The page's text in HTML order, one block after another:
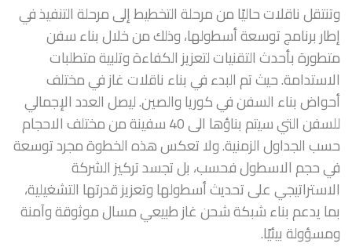
وتنتقل ناقلات حاليًا من مرحلة التخطيط إلى مرحلة التنفيذ في
إطار برنامج توسعة أسطولها، وذلك من خلال بناء سفن
متطورة بأحدث التقنيات لتعزيز الكفاءة وتلبية متطلبات
الاستدامة. حيث تم البدء في بناء ناقلات غاز في مختلف
أحواض بناء السفن في كوريا والصين. ليصل العدد الإجمالي
للسفن التي سيتم بناؤها الى 40 سفينة من مختلف الاحجام
حسب الجداول الزمنية. ولا تعكس هذه الخطوة مجرد توسعة
في حجم الاسطول فحسب، بل تجسد تركيز الشركة
الاستراتيجي على تحديث أسطولها وتعزيز قدرتها التشغيلية،
بما يدعم بناء شبكة شحن غاز طبيعي مسال موثوقة وآمنة
ومسؤولة بيئيًا.